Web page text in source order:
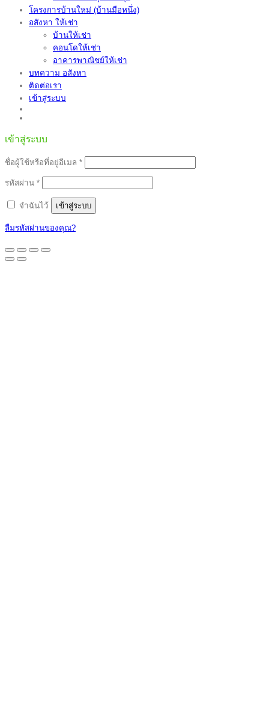
โครงการบ้านใหม่ (บ้านมือหนึ่ง)
อสังหา ให้เช่า
บ้านให้เช่า
คอนโดให้เช่า
อาคารพาณิชย์ให้เช่า
บทความ อสังหา
ติดต่อเรา
เข้าสู่ระบบ
เข้าสู่ระบบ
ชื่อผู้ใช้หรือที่อยู่อีเมล *ต้องการ
รหัสผ่าน *ต้องการ
จำฉันไว้ เข้าสู่ระบบ
ลืมรหัสผ่านของคุณ?